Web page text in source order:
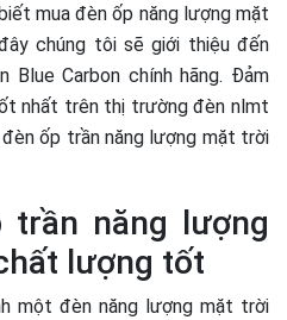
mua đèn ốp năng lượng mặt
chúng tôi sẽ giới thiệu đến
Blue Carbon chính hãng. Đảm
nhất trên thị trường đèn nlmt
ốp trần năng lượng mặt trời
trần năng lượng
lượng tốt
một đèn năng lượng mặt trời